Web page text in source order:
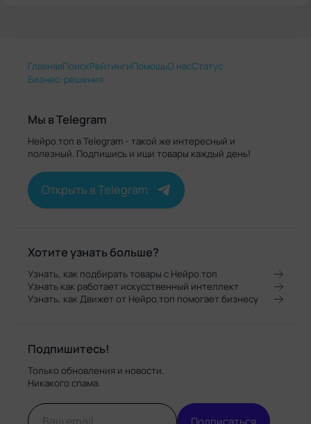
ГлавнаяПоискРейтингиПомощьО насСтатус
Бизнес-решения
Мы в Telegram
Нейро.топ в Telegram - такой же интересный и
полезный. Подпишись и ищи товары каждый день!
Открыть в Telegram
Хотите узнать больше?
Узнать, как подбирать товары с Нейро.топ
Узнать как работает искусственный интеллект
Узнать, как Движет от Нейро.топ помогает бизнесу
Подпишитесь!
Только обновления и новости.
Никакого спама.